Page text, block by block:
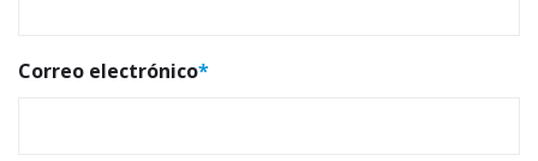
Correo electrónico*